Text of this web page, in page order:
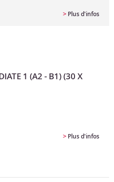
> Plus d'infos
1 (A2 - B1) (30 X
> Plus d'infos